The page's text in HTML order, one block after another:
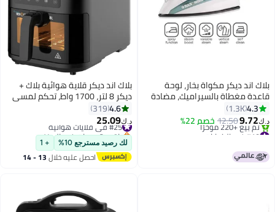
بلاك اند ديكر مكواة بخار، لوحة
قاعدة مغطاة بالسيراميك، مضادة
للتكلس والتنقيط، تنظيف ذاتي،
إيقاف تلقائي، بخار عمودي، قاعدة
غير لاصقة، تزيل التجاعيد العنيدة،
الألوان
4.3
1.3K
د.ك‏9.72
12.50خصم 22%
#10 في الكوايات
باقي 2 وحدات في المخزون
تم بيع +220 مؤخرًا
#10 في الكوايات
بلاك اند ديكر قلاية هوائية بلاك +
ديكر 8 لتر، 1700 واط، تحكم لمسي
وظائف مسبقة، تقنية الحمل
الهوائي السريع، درجة حرارة قابلة
للتعديل، طهي بدون دخان، أسود -
SAF80W-B5
4.6
319
د.ك‏25.09
#25 في قلايات هوائية
باقي 2 وحدات في المخزون
#25 في قلايات هوائية
لك رصيد مسترجع 10% + 1
احصل عليه خلال 13 - 14